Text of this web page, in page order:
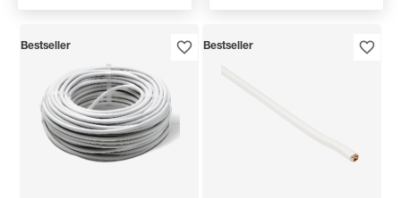
Bestseller Bestseller